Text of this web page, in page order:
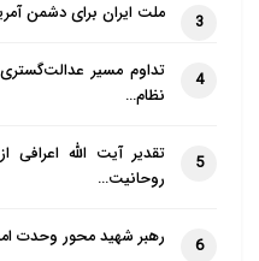
3 ملت ایران برای دشمن
4
تداوم مسیر
نظام…
5
تقدیر آیت الله
روحانیت…
6 رهبر شهید محور وحدت